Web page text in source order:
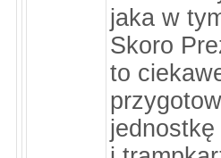
jaka w
Skoro
to
jednostkę